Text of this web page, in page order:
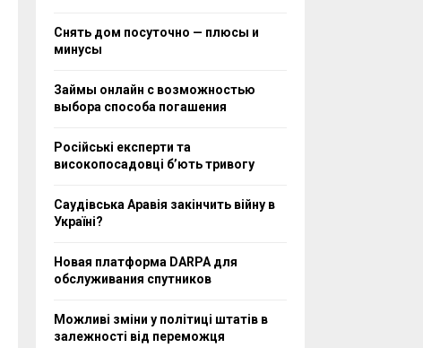
Снять дом посуточно — плюсы и
минусы
Займы онлайн с возможностью
выбора способа погашения
Російські експерти та
високопосадовці бʼють тривогу
Саудівська Аравія закінчить війну в
Україні?
Новая платформа DARPA для
обслуживания спутников
Можливі зміни у політиці штатів в
залежності від переможця